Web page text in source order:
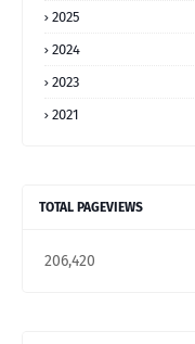
2025
2024
2023
2021
TOTAL PAGEVIEWS
206,420